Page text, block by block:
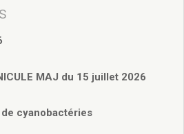
règlementation
funéraire
MAJ du 15 juillet 2026
cyanobactéries